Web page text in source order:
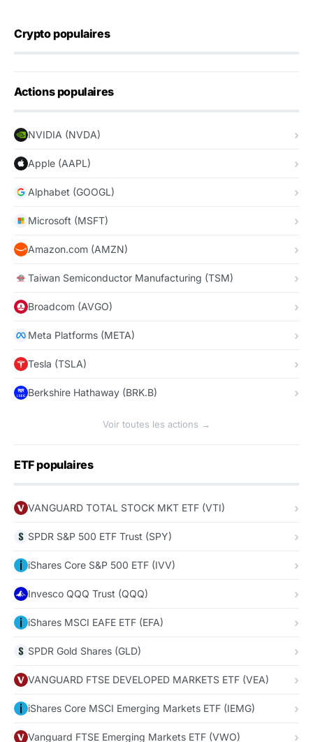
Crypto populaires
Actions populaires
NVIDIA (NVDA)
Apple (AAPL)
Alphabet (GOOGL)
Microsoft (MSFT)
Amazon.com (AMZN)
Taiwan Semiconductor Manufacturing (TSM)
Broadcom (AVGO)
Meta Platforms (META)
Tesla (TSLA)
Berkshire Hathaway (BRK.B)
Voir toutes les actions →
ETF populaires
VANGUARD TOTAL STOCK MKT ETF (VTI)
SPDR S&P 500 ETF Trust (SPY)
iShares Core S&P 500 ETF (IVV)
Invesco QQQ Trust (QQQ)
iShares MSCI EAFE ETF (EFA)
SPDR Gold Shares (GLD)
VANGUARD FTSE DEVELOPED MARKETS ETF (VEA)
iShares Core MSCI Emerging Markets ETF (IEMG)
Vanguard FTSE Emerging Markets ETF (VWO)